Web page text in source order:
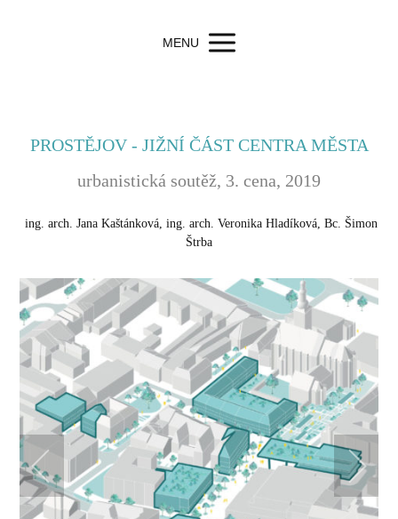
MENU
PROSTĚJOV - JIŽNÍ ČÁST CENTRA MĚSTA
urbanistická soutěž, 3. cena, 2019
ing. arch. Jana Kaštánková, ing. arch. Veronika Hladíková, Bc. Šimon
Štrba